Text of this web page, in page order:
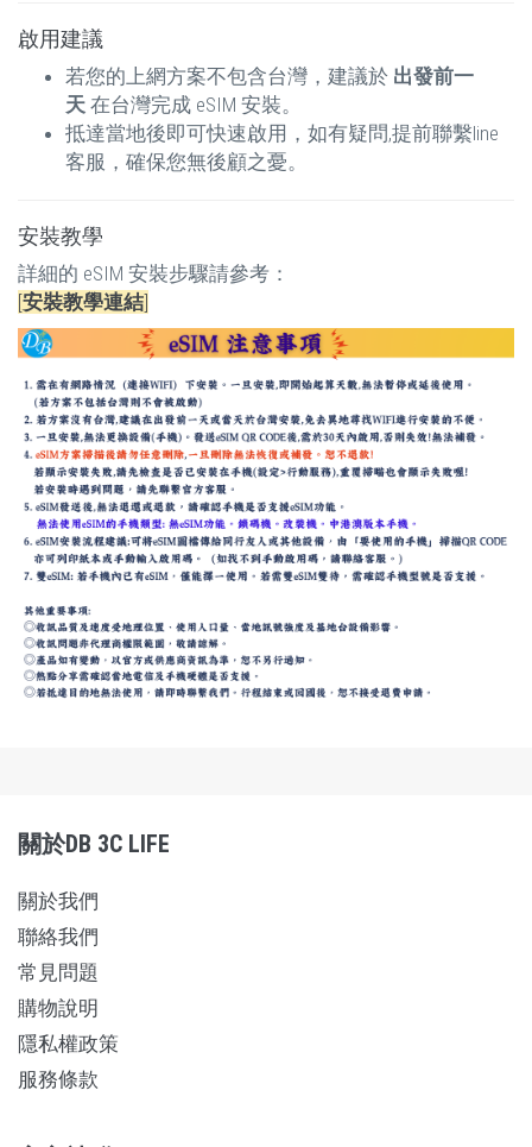
啟用建議
若您的上網方案不包含台灣，建議於 出發前一
天 在台灣完成 eSIM 安裝。
抵達當地後即可快速啟用，如有疑問,提前聯繫line
客服，確保您無後顧之憂。
安裝教學
詳細的 eSIM 安裝步驟請參考：
[安裝教學連結]
關於DB 3C LIFE
關於我們
聯絡我們
常見問題
購物說明
隱私權政策
服務條款